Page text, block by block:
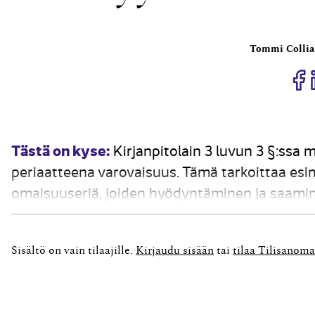
Tommi
Tästä on kyse: Kirjanpitolain 3 luvun 3 §:ssa
periaatteena varovaisuus. Tämä tarkoittaa
omaisuuseriä, joiden hyödyntäminen ja
mukaisen tuloksesta riippumattoman
Sisältö on vain tilaajille. Kirjaudu sisään tai tilaa